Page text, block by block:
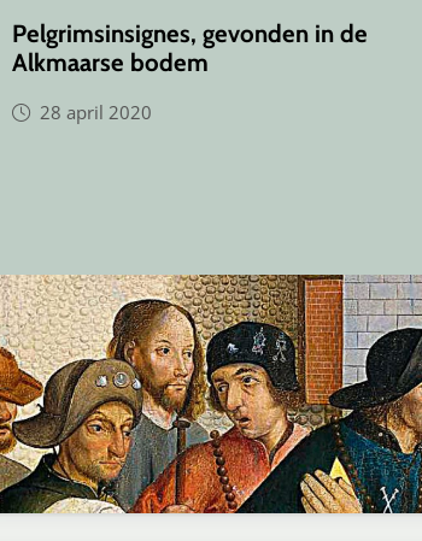
Pelgrimsinsignes, gevonden in de
Alkmaarse bodem
28 april 2020